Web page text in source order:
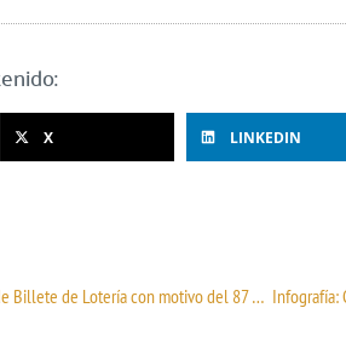
X LINKEDIN
Infografía: Develación de Billete de Lotería con motivo del 87 Aniversario de la CANAINTEX